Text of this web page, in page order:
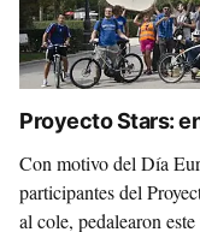
Proyecto Stars:
Con motivo del Día
participantes del
al cole, pedalearon